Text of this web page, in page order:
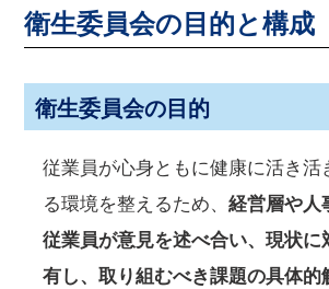
衛生委員会の目的と構成
衛生委員会の目的
従業員が心身ともに健康に活き活
る環境を整えるため、経営層や人
従業員が意見を述べ合い、現状に
有し、取り組むべき課題の具体的